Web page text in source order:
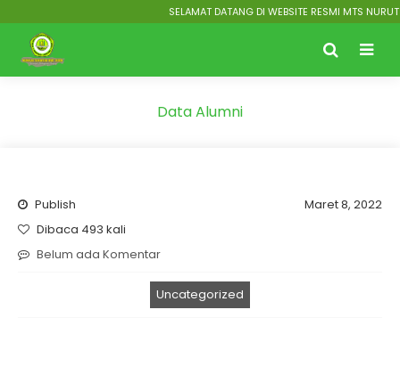
SELAMAT DATANG DI WEBSITE RESMI MTS NURUT
Data Alumni
Publish
Maret 8, 2022
Dibaca 493 kali
Belum ada Komentar
Uncategorized